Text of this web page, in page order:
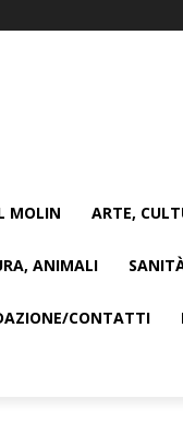
MOLIN ARTE,
ANIMALI
CONTATTI